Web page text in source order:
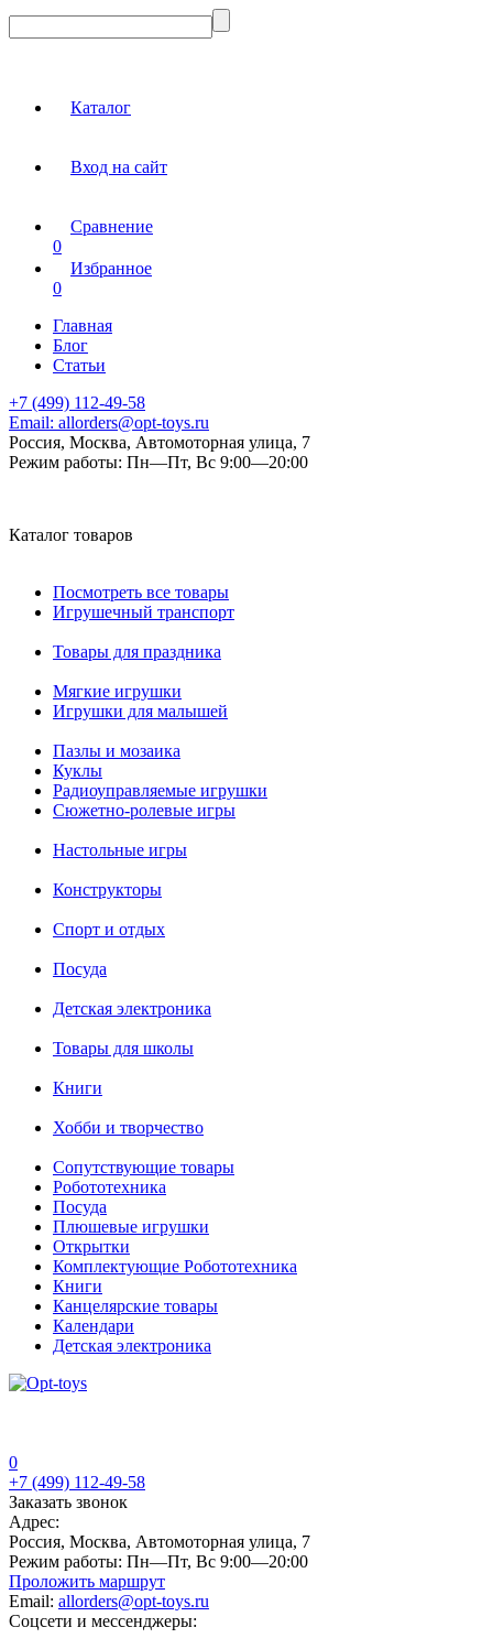
Каталог
Вход на сайт
Сравнение
0
Избранное
0
Главная
Блог
Статьи
+7 (499) 112-49-58
Email: allorders@opt-toys.ru
Россия, Москва, Автомоторная улица, 7
Режим работы: Пн—Пт, Вс 9:00—20:00
Каталог товаров
Посмотреть все товары
Игрушечный транспорт
Товары для праздника
Мягкие игрушки
Игрушки для малышей
Пазлы и мозаика
Куклы
Радиоуправляемые игрушки
Сюжетно-ролевые игры
Настольные игры
Конструкторы
Спорт и отдых
Посуда
Детская электроника
Товары для школы
Книги
Хобби и творчество
Сопутствующие товары
Робототехника
Посуда
Плюшевые игрушки
Открытки
Комплектующие Робототехника
Книги
Канцелярские товары
Календари
Детская электроника
0
+7 (499) 112-49-58
Заказать звонок
Адрес:
Россия, Москва, Автомоторная улица, 7
Режим работы: Пн—Пт, Вс 9:00—20:00
Проложить маршрут
Email: allorders@opt-toys.ru
Соцсети и мессенджеры: